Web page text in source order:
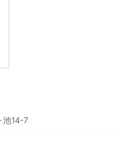
池14-7